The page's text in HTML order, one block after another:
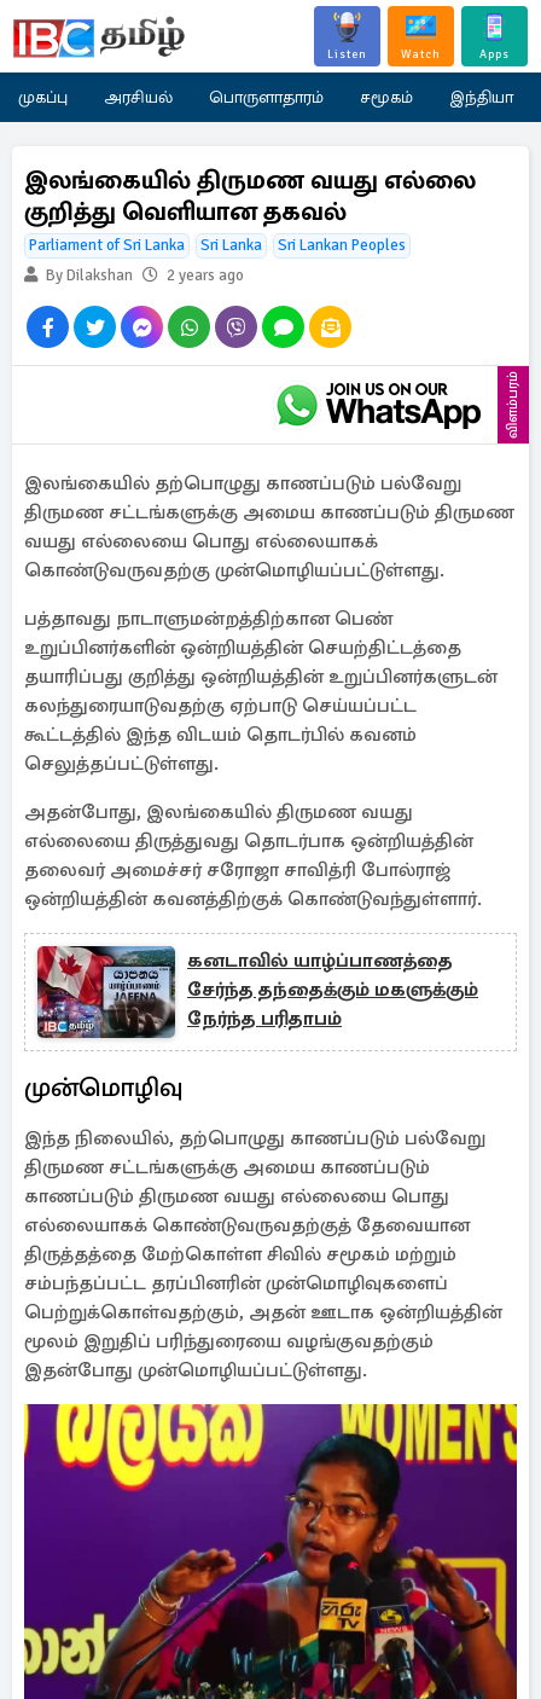
Listen Watch Apps
முகப்பு அரசியல் பொருளாதாரம் சமூகம் இந்தியா
இலங்கையில் திருமண வயது எல்லை
குறித்து வெளியான தகவல்
Parliament of Sri Lanka Sri Lanka
Sri Lankan Peoples
By Dilakshan
2 years ago
விளம்பரம்
இலங்கையில் தற்பொழுது காணப்படும் பல்வேறு
திருமண சட்டங்களுக்கு அமைய காணப்படும் திருமண
வயது எல்லையை பொது எல்லையாகக்
கொண்டுவருவதற்கு முன்மொழியப்பட்டுள்ளது.
பத்தாவது நாடாளுமன்றத்திற்கான பெண்
உறுப்பினர்களின் ஒன்றியத்தின் செயற்திட்டத்தை
தயாரிப்பது குறித்து ஒன்றியத்தின் உறுப்பினர்களுடன்
கலந்துரையாடுவதற்கு ஏற்பாடு செய்யப்பட்ட
கூட்டத்தில் இந்த விடயம் தொடர்பில் கவனம்
செலுத்தப்பட்டுள்ளது.
அதன்போது, இலங்கையில் திருமண வயது
எல்லையை திருத்துவது தொடர்பாக ஒன்றியத்தின்
தலைவர் அமைச்சர் சரோஜா சாவித்ரி போல்ராஜ்
ஒன்றியத்தின் கவனத்திற்குக் கொண்டுவந்துள்ளார்.
கனடாவில் யாழ்ப்பாணத்தை
சேர்ந்த தந்தைக்கும் மகளுக்கும்
நேர்ந்த பரிதாபம்
முன்மொழிவு
இந்த நிலையில், தற்பொழுது காணப்படும் பல்வேறு
திருமண சட்டங்களுக்கு அமைய காணப்படும்
காணப்படும் திருமண வயது எல்லையை பொது
எல்லையாகக் கொண்டுவருவதற்குத் தேவையான
திருத்தத்தை மேற்கொள்ள சிவில் சமூகம் மற்றும்
சம்பந்தப்பட்ட தரப்பினரின் முன்மொழிவுகளைப்
பெற்றுக்கொள்வதற்கும், அதன் ஊடாக ஒன்றியத்தின்
மூலம் இறுதிப் பரிந்துரையை வழங்குவதற்கும்
இதன்போது முன்மொழியப்பட்டுள்ளது.